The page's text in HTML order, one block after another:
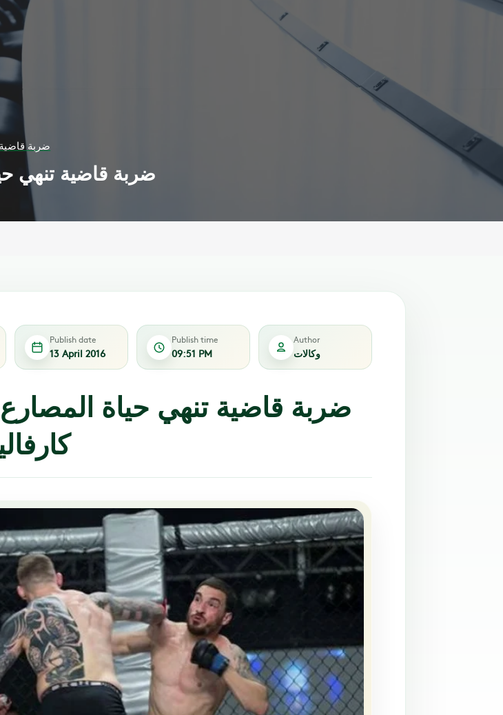
ضربة قاضية
ضربة قاضية تنهي
Publish date
13 April 2016
Publish time
09:51 PM
Author
وكالات
ضربة قاضية تنهي حياة المصارع